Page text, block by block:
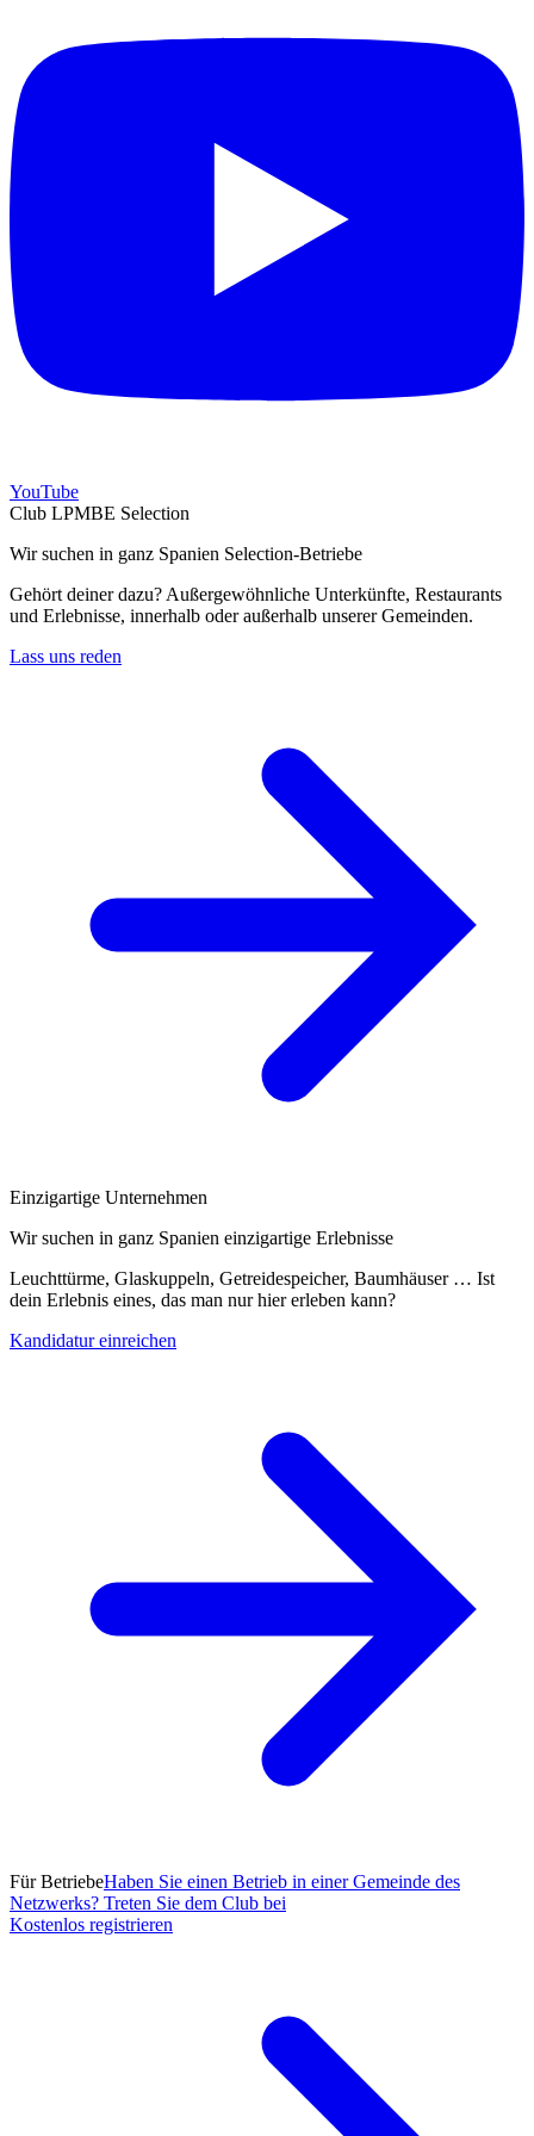
YouTube
Club LPMBE Selection
Wir suchen in ganz Spanien Selection-Betriebe
Gehört deiner dazu? Außergewöhnliche Unterkünfte, Restaurants
und Erlebnisse, innerhalb oder außerhalb unserer Gemeinden.
Lass uns reden
Einzigartige Unternehmen
Wir suchen in ganz Spanien einzigartige Erlebnisse
Leuchttürme, Glaskuppeln, Getreidespeicher, Baumhäuser … Ist
dein Erlebnis eines, das man nur hier erleben kann?
Kandidatur einreichen
Für BetriebeHaben Sie einen Betrieb in einer Gemeinde des
Netzwerks? Treten Sie dem Club bei
Kostenlos registrieren